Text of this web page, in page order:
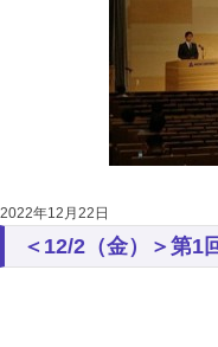
2022年12月22日
＜12/2（金）＞第1